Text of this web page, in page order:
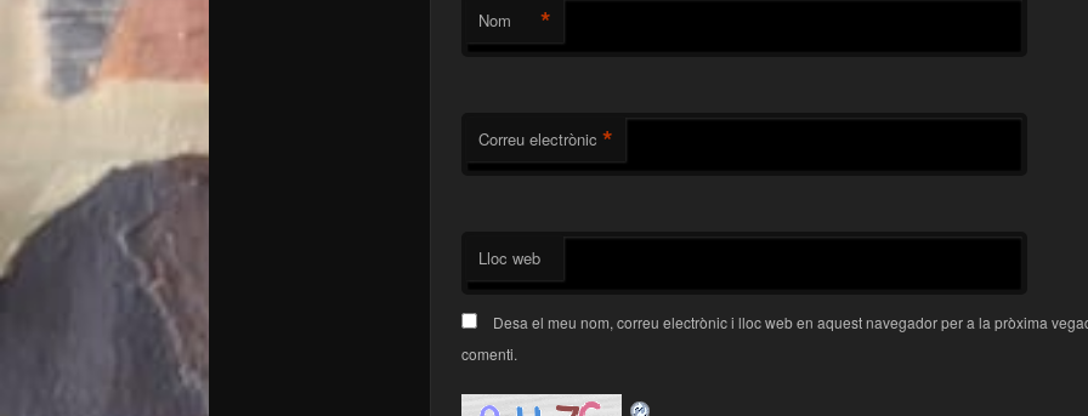
Nom *
Correu electrònic *
Lloc web
Desa el meu nom, correu electrònic i lloc web en aquest navegador per a la pròxima
comenti.